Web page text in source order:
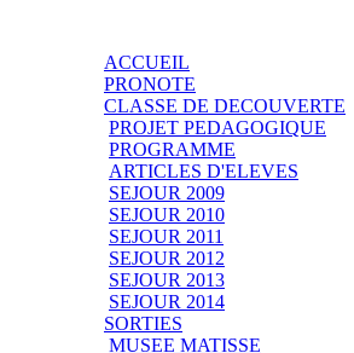
ACCUEIL
PRONOTE
CLASSE DE DECOUVERTE
PROJET PEDAGOGIQUE
PROGRAMME
ARTICLES D'ELEVES
SEJOUR 2009
SEJOUR 2010
SEJOUR 2011
SEJOUR 2012
SEJOUR 2013
SEJOUR 2014
SORTIES
MUSEE MATISSE